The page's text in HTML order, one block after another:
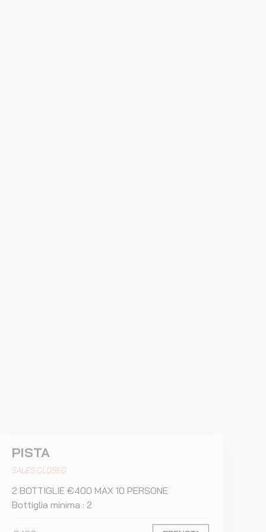
PISTA
SALES CLOSED
2 BOTTIGLIE €400 MAX 10 PERSONE
Bottiglia minima : 2